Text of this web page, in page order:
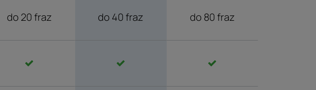
do 20 fraz do 40 fraz do 80 fraz